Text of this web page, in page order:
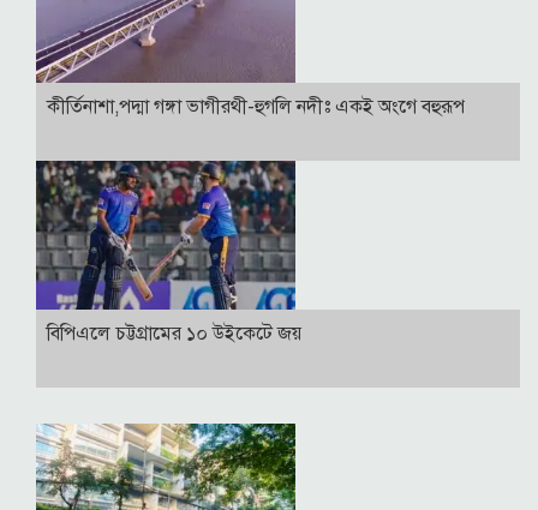
কীর্তিনাশা,পদ্মা গঙ্গা ভাগীরথী-হুগলি নদীঃ একই অংগে বহুরূপ
বিপিএলে চট্টগ্রামের ১০ উইকেটে জয়